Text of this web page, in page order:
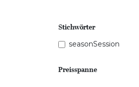
Stichwörter
seasonSession
Preisspanne